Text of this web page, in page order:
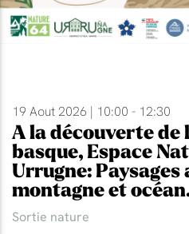
19 Aout 2026 | 10:00 - 12:30
A la découverte de
basque, Espace
Urrugne:
montagne et
Sortie nature